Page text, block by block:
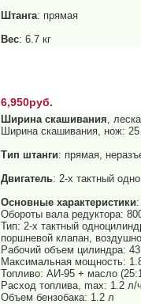
Штанга: прямая
Вес: 6.7 кг
6,950руб.
Ширина скашивания,
Ширина скашивания, нож:
Тип штанги: прямая,
Двигатель: 2-х тактный
Основные характеристики:
Обороты вала редуктора:
Тип: 2-х тактный
поршневой клапан,
Рабочий объем цилиндра:
Максимальная мощность:
Топливо: АИ-95 + масло
Расход топлива, max: 1.2 л/ч
Объем бензобака: 1.2 л